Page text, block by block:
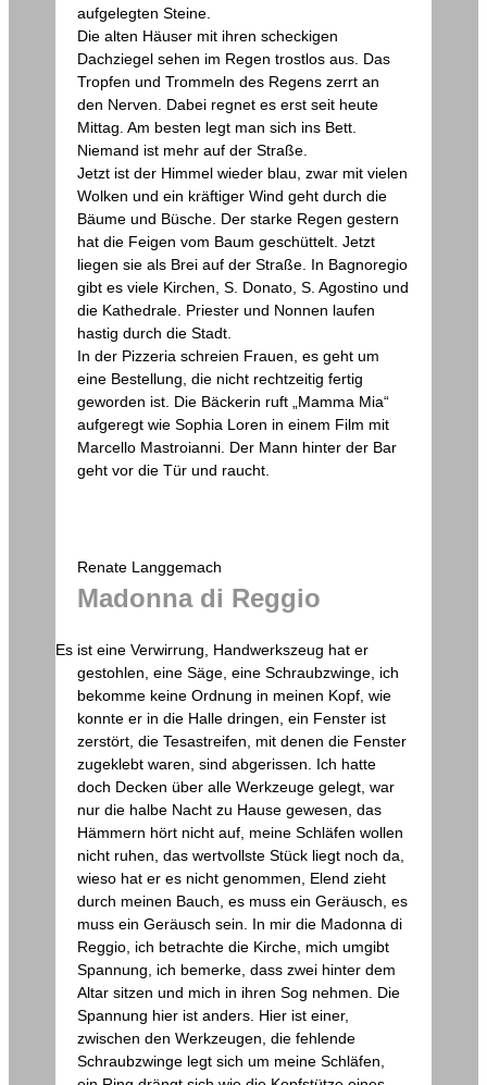
aufgelegten Steine.
Die alten Häuser mit ihren scheckigen
Dachziegel sehen im Regen trostlos aus. Das
Tropfen und Trommeln des Regens zerrt an
den Nerven. Dabei regnet es erst seit heute
Mittag. Am besten legt man sich ins Bett.
Niemand ist mehr auf der Straße.
Jetzt ist der Himmel wieder blau, zwar mit vielen
Wolken und ein kräftiger Wind geht durch die
Bäume und Büsche. Der starke Regen gestern
hat die Feigen vom Baum geschüttelt. Jetzt
liegen sie als Brei auf der Straße. In Bagnoregio
gibt es viele Kirchen, S. Donato, S. Agostino und
die Kathedrale. Priester und Nonnen laufen
hastig durch die Stadt.
In der Pizzeria schreien Frauen, es geht um
eine Bestellung, die nicht rechtzeitig fertig
geworden ist. Die Bäckerin ruft „Mamma Mia“
aufgeregt wie Sophia Loren in einem Film mit
Marcello Mastroianni. Der Mann hinter der Bar
geht vor die Tür und raucht.
Renate Langgemach
Madonna di Reggio
Es ist eine Verwirrung, Handwerkszeug hat er
gestohlen, eine Säge, eine Schraubzwinge, ich
bekomme keine Ordnung in meinen Kopf, wie
konnte er in die Halle dringen, ein Fenster ist
zerstört, die Tesastreifen, mit denen die Fenster
zugeklebt waren, sind abgerissen. Ich hatte
doch Decken über alle Werkzeuge gelegt, war
nur die halbe Nacht zu Hause gewesen, das
Hämmern hört nicht auf, meine Schläfen wollen
nicht ruhen, das wertvollste Stück liegt noch da,
wieso hat er es nicht genommen, Elend zieht
durch meinen Bauch, es muss ein Geräusch, es
muss ein Geräusch sein. In mir die Madonna di
Reggio, ich betrachte die Kirche, mich umgibt
Spannung, ich bemerke, dass zwei hinter dem
Altar sitzen und mich in ihren Sog nehmen. Die
Spannung hier ist anders. Hier ist einer,
zwischen den Werkzeugen, die fehlende
Schraubzwinge legt sich um meine Schläfen,